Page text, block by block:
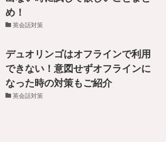
め！
英会話対策
デュオリンゴはオフラインで利用
できない！意図せずオフラインに
なった時の対策もご紹介
英会話対策